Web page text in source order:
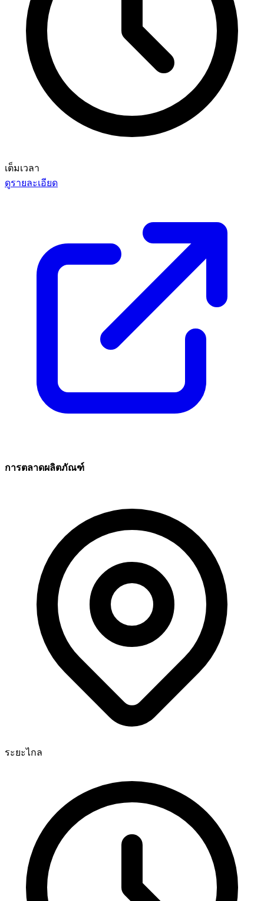
เต็มเวลา
ดูรายละเอียด
การตลาดผลิตภัณฑ์
ระยะไกล